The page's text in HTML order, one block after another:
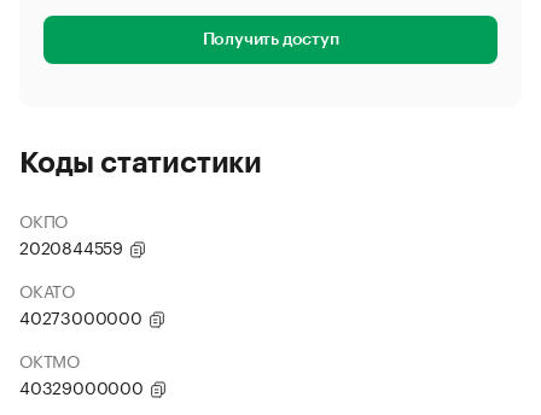
Получить доступ
Коды статистики
ОКПО
2020844559
ОКАТО
40273000000
ОКТМО
40329000000